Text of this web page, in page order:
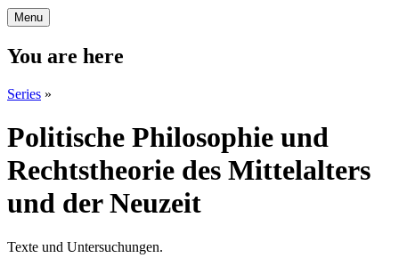
Menu
You are here
Series »
Politische Philosophie und
Rechtstheorie des Mittelalters
und der Neuzeit
Texte und Untersuchungen.